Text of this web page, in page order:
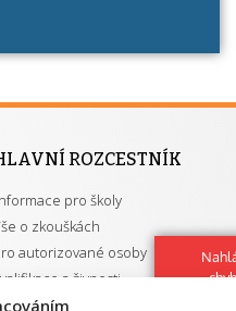
ROZCESTNÍK
pro školy
o zkouškách
autorizované osoby
a živnosti